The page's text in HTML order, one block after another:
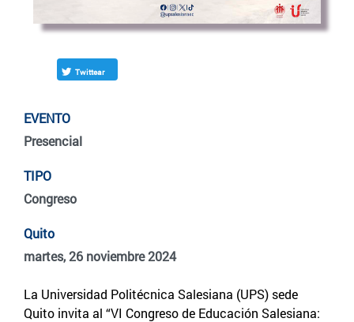
Twittear
EVENTO
Presencial
TIPO
Congreso
Quito
martes, 26 noviembre 2024
La Universidad Politécnica Salesiana (UPS) sede
Quito invita al “VI Congreso de Educación Salesiana: